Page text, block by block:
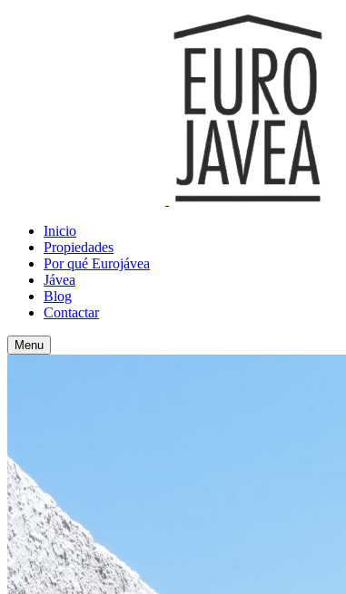
Inicio
Propiedades
Por qué Eurojávea
Jávea
Blog
Contactar
Menu